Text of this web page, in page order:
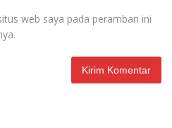
web saya pada peramban ini